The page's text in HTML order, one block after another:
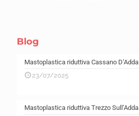
Blog
Mastoplastica riduttiva Cassano D’Adda
23/07/2025
Mastoplastica riduttiva Trezzo Sull’Adda